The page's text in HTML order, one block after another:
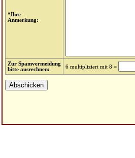
*Ihre
Anmerkung:
Zur Spamvermeidung
bitte ausrechnen:
6 multipliziert mit 8 =